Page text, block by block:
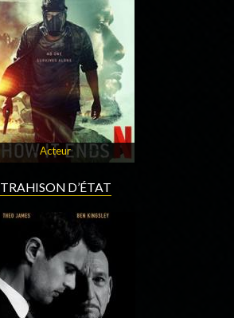
Acteur
TRAHISON D’ÉTAT